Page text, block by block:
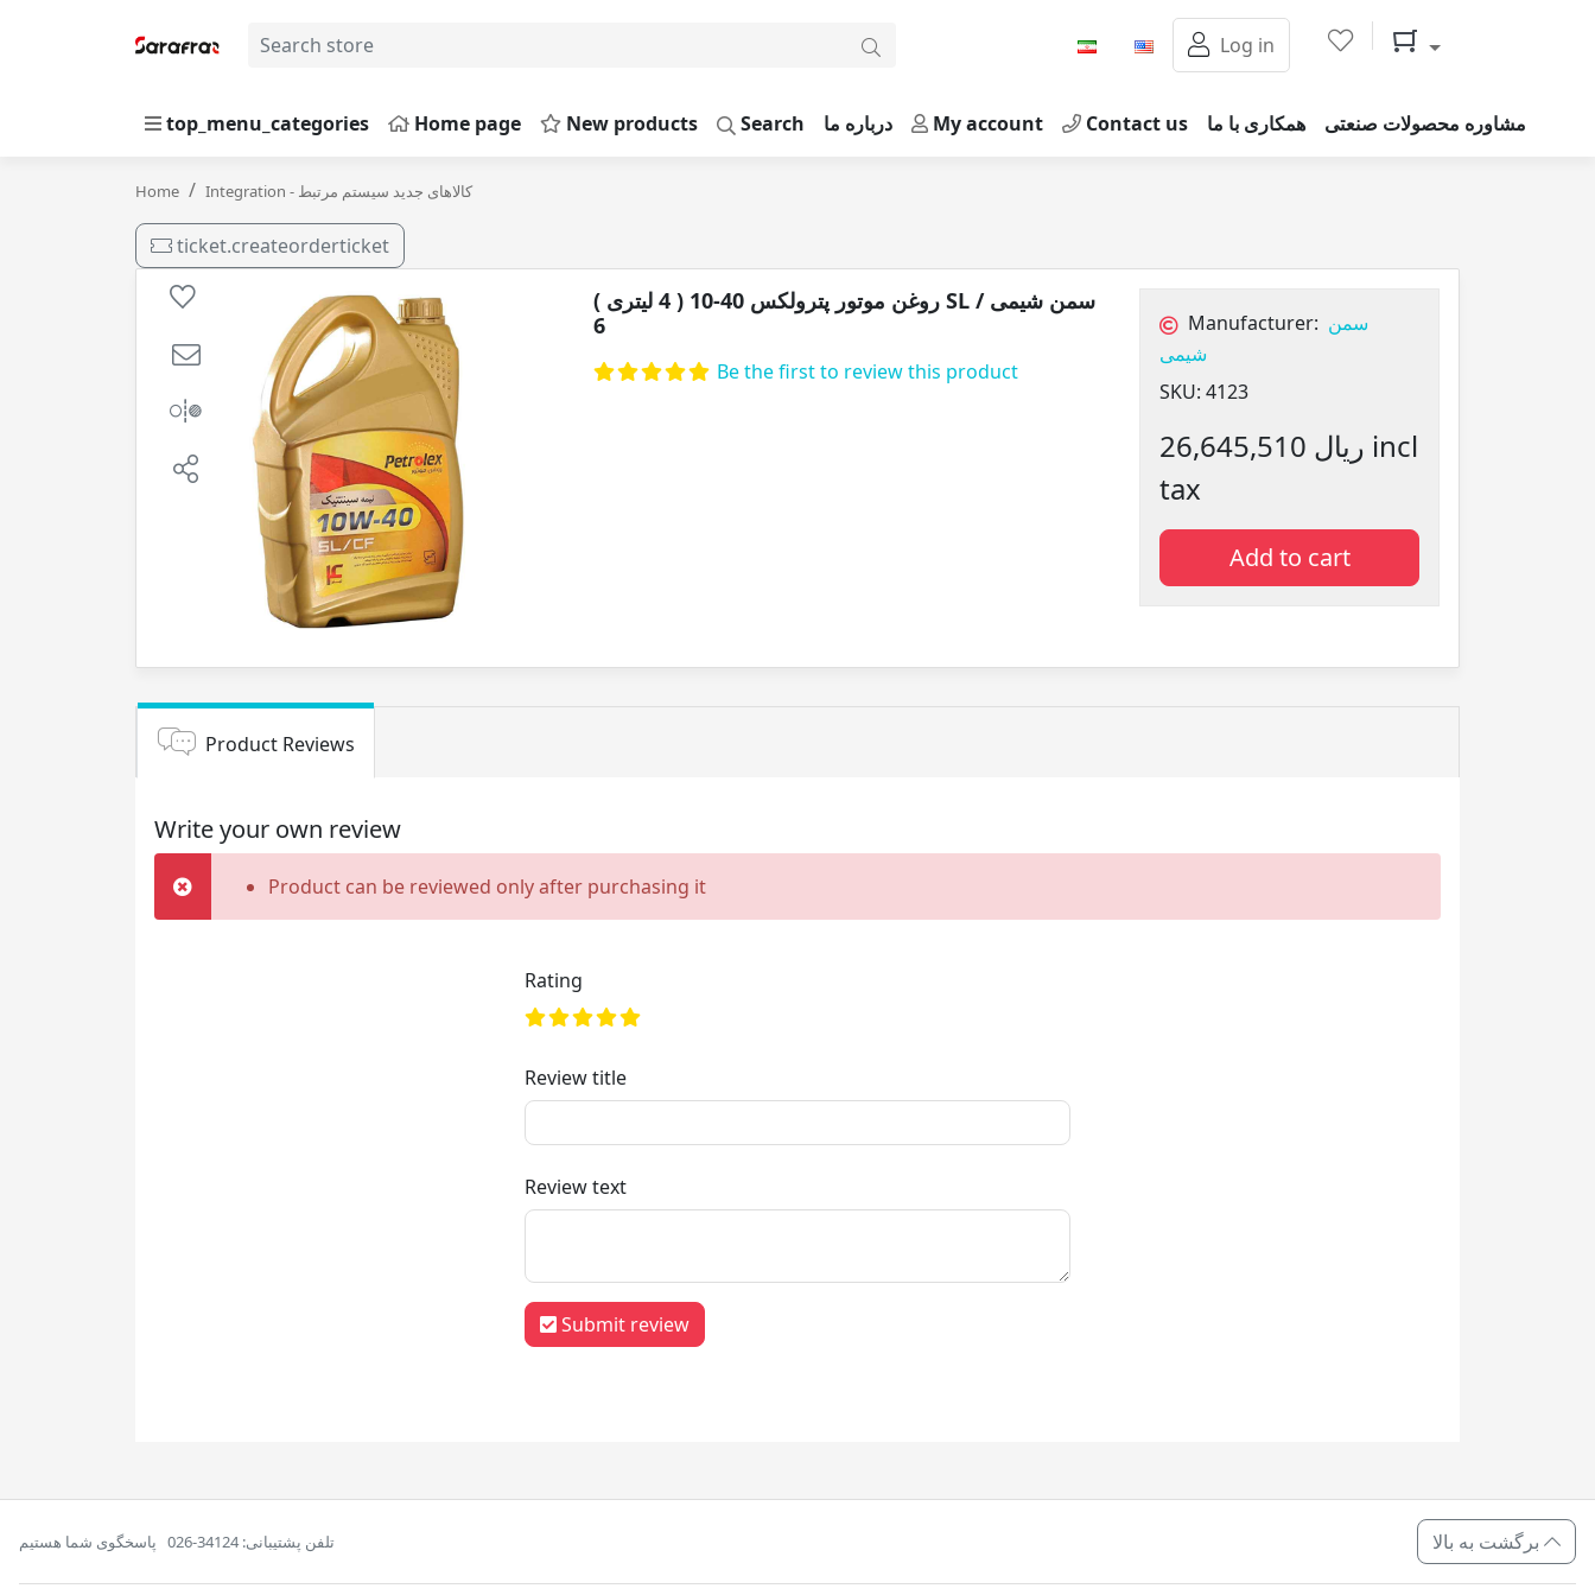
Log in Shopping cart
top_menu_categories Home page New products Search درباره ما My account Contact us همکاری با ما مشاوره محصولات صنعتی
Home Integration - کالاهای جدید سیستم مرتبط
ticket.createorderticket
روغن موتور پترولکس 40-10 ( 4 لیتری ) SL سمن شیمی /
6
Be the first to review this product
Manufacturer: سمن
شیمی
SKU: 4123
26,645,510 ریال incl
tax
Add to cart
Product Reviews
Write your own review
Product can be reviewed only after purchasing it
Rating
Review title
Review text
Submit review
تلفن پشتیبانی: 34124-026 پاسخگوی شما هستیم